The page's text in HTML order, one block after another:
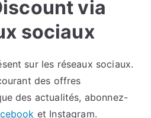
via
sociaux
sur les réseaux sociaux.
des offres
des actualités, abonnez-
et Instagram.